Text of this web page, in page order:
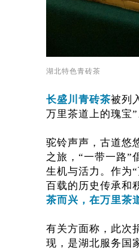
湖北特色青砖茶
长盛川青砖茶被列
万里茶道上的瑰宝
驼铃声声，古道悠
之旅，“一带一路”
生机与活力。作为
百载的历史传承和
茶而兴，在万里茶
有关方面称，此次
现，是湖北服务国